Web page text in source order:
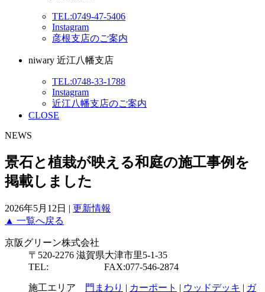
TEL:0749-47-5406
Instagram
彦根支店のご案内
niwary 近江八幡支店
TEL:0748-33-1788
Instagram
近江八幡支店のご案内
CLOSE
NEWS
景石と植栽が映える和庭の施工事例を
掲載しました
2026年5月12日 | 更新情報
▲ 一覧へ戻る
京阪グリーン株式会社
〒520-2276 滋賀県大津市里5-1-35
TEL:
FAX:077-546-2874
施工エリア 門まわり | カーポート | ウッドデッキ | ガ